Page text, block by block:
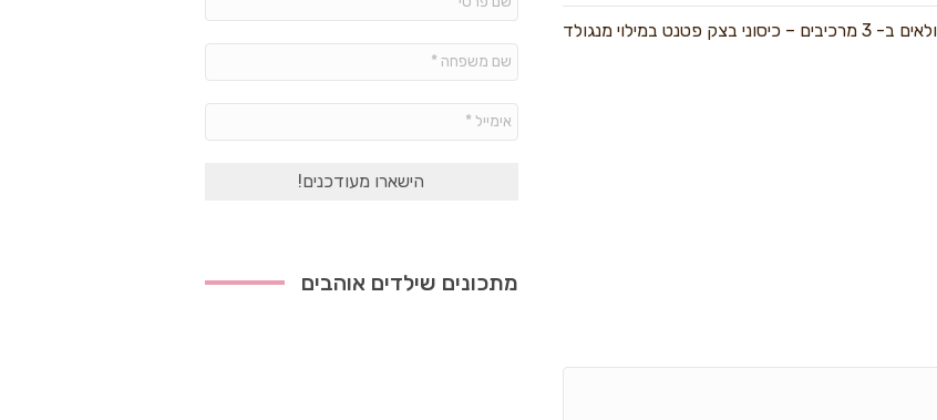
בצק פטנט במילוי מנגולד
פרטי
משפחה
*
מתכונים שילדים אוהבים